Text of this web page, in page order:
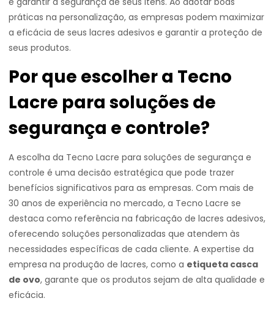
práticas na personalização, as empresas podem maximizar
a eficácia de seus lacres adesivos e garantir a proteção de
seus produtos.
Por que escolher a Tecno
Lacre para soluções de
segurança e controle?
A escolha da Tecno Lacre para soluções de segurança e
controle é uma decisão estratégica que pode trazer
benefícios significativos para as empresas. Com mais de
30 anos de experiência no mercado, a Tecno Lacre se
destaca como referência na fabricação de lacres adesivos,
oferecendo soluções personalizadas que atendem às
necessidades específicas de cada cliente. A expertise da
empresa na produção de lacres, como a etiqueta casca
de ovo, garante que os produtos sejam de alta qualidade e
eficácia.